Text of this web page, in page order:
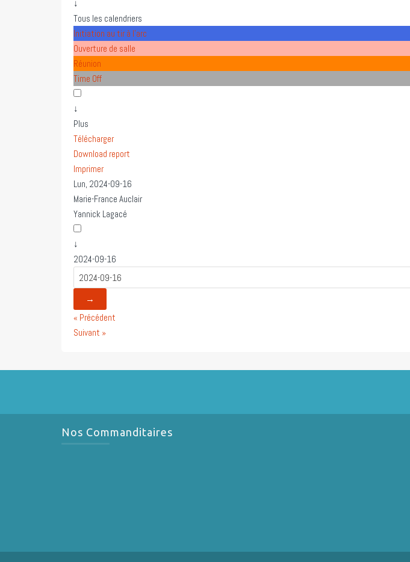
↓
Tous les calendriers
Initiation au tir à l'arc
Ouverture de salle
Réunion
Time Off
↓
Plus
Télécharger
Download report
Imprimer
Lun, 2024-09-16
Marie-France Auclair
Yannick Lagacé
↓
2024-09-16
→
« Précédent
Suivant »
Nos Commanditaires